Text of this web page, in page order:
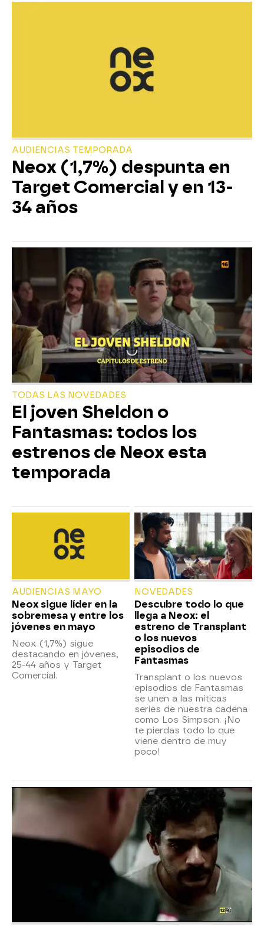
AUDIENCIAS TEMPORADA
Neox (1,7%) despunta en
Target Comercial y en 13-
34 años
TODAS LAS NOVEDADES
El joven Sheldon o
Fantasmas: todos los
estrenos de Neox esta
temporada
AUDIENCIAS MAYO
Neox sigue líder en la
sobremesa y entre los
jóvenes en mayo
Neox (1,7%) sigue
destacando en jóvenes,
25-44 años y Target
Comercial.
NOVEDADES
Descubre todo lo que
llega a Neox: el
estreno de Transplant
o los nuevos
episodios de
Fantasmas
Transplant o los nuevos
episodios de Fantasmas
se unen a las míticas
series de nuestra cadena
como Los Simpson. ¡No
te pierdas todo lo que
viene dentro de muy
poco!